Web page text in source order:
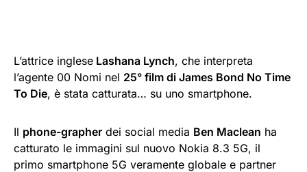
L’attrice inglese Lashana Lynch, che interpreta
l’agente 00 Nomi nel 25° film di James Bond No Time
To Die, è stata catturata… su uno smartphone.
Il phone-grapher dei social media Ben Maclean ha
catturato le immagini sul nuovo Nokia 8.3 5G, il
primo smartphone 5G veramente globale e partner